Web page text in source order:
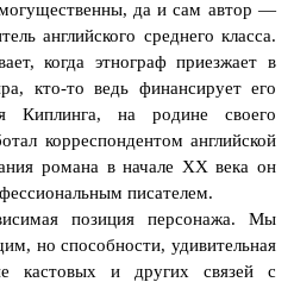
да и сам автор —
английского среднего класса.
когда этнограф приезжает в
кто-то ведь финансирует его
Киплинга, на родине своего
корреспондентом английской
романа в начале ХХ века он
писателем.
позиция персонажа. Мы
но способности, удивительная
кастовых и других связей с